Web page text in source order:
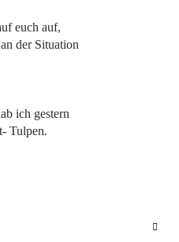
euch auf,
der Situation
ich gestern
Tulpen.